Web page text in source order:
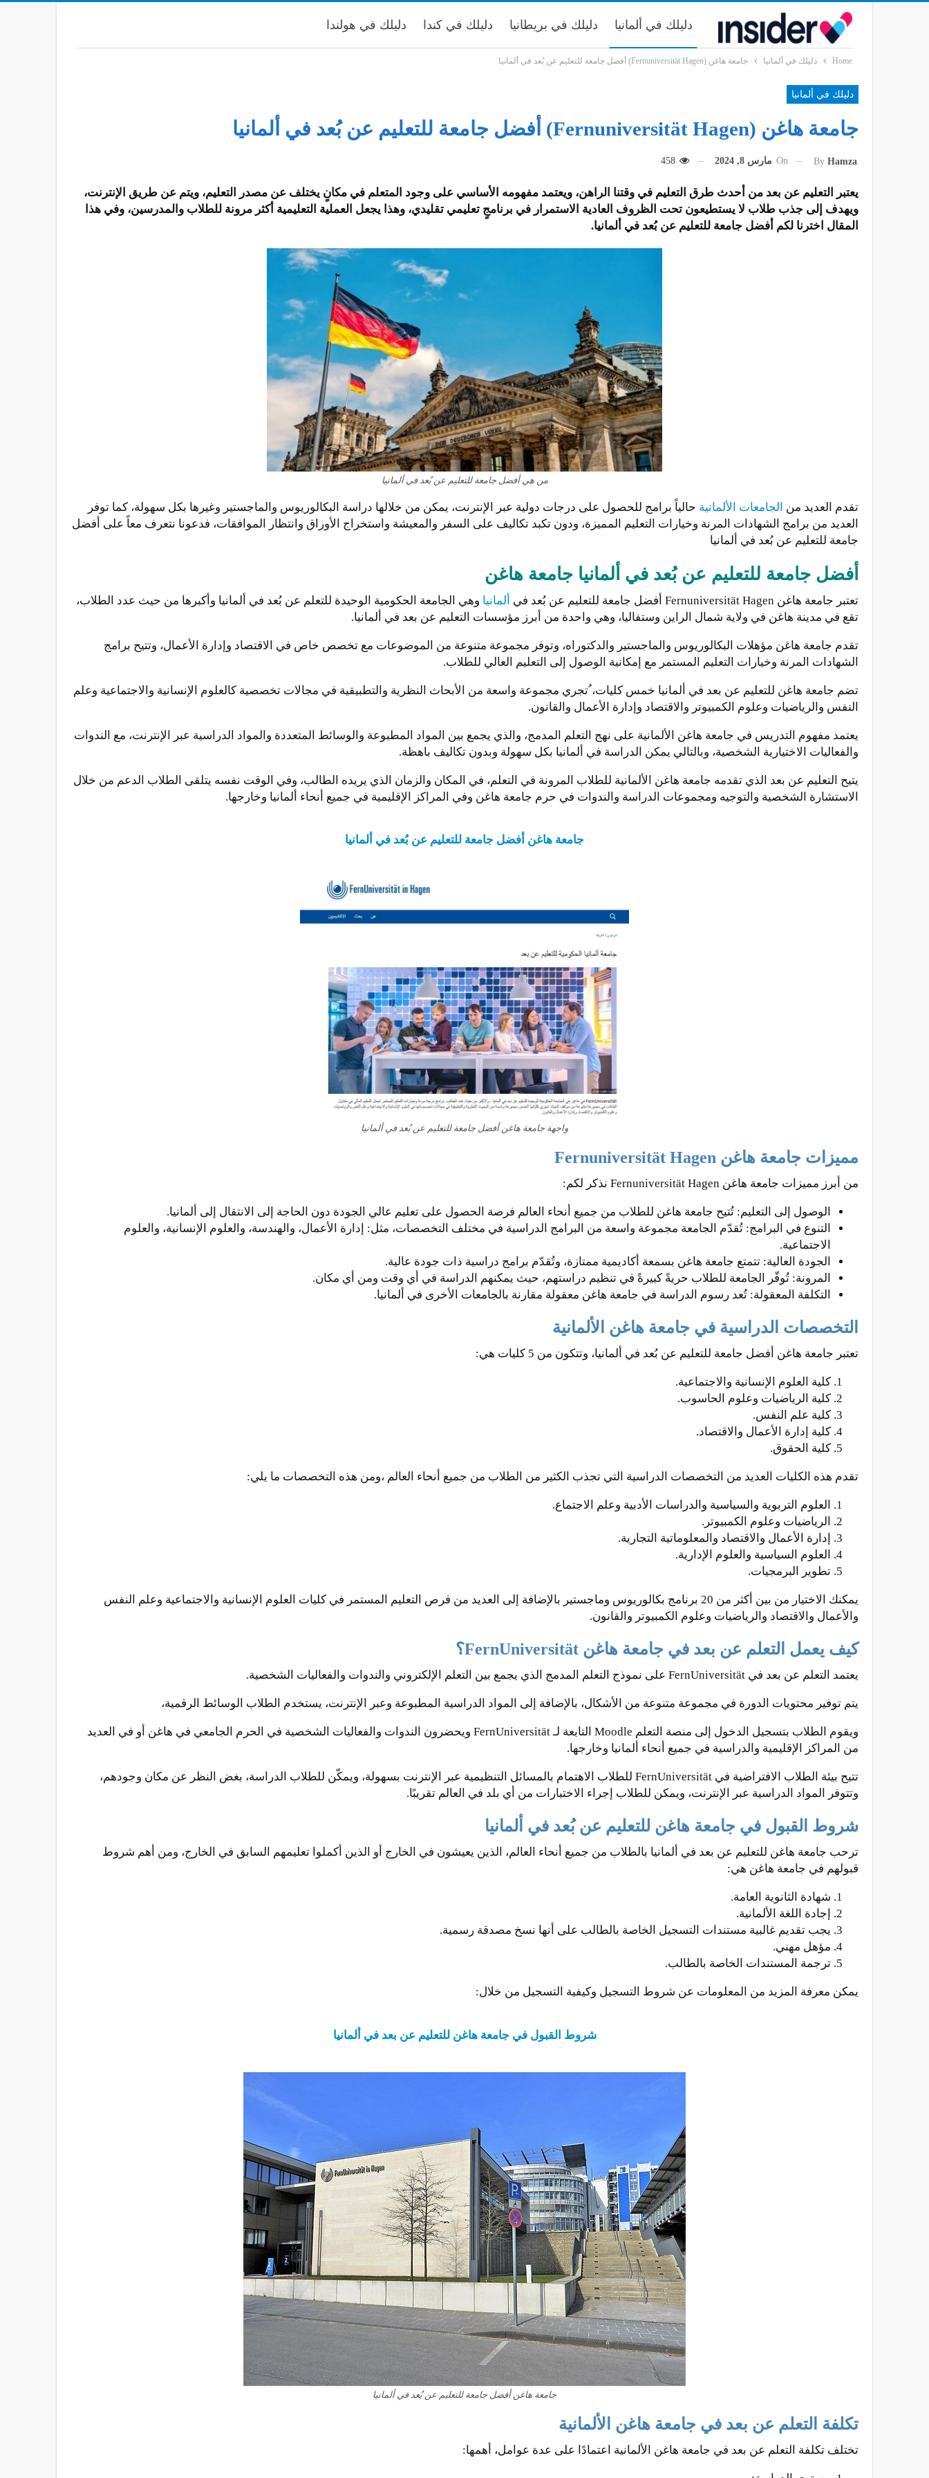
دليلك في ألمانيا دليلك في بريطانيا دليلك في كندا دليلك في هولندا
Home دليلك في ألمانيا جامعة هاغن (Fernuniversität Hagen) أفضل جامعة للتعليم عن بُعد في ألمانيا
دليلك في ألمانيا
جامعة هاغن (Fernuniversität Hagen) أفضل جامعة للتعليم عن بُعد في ألمانيا
By Hamza
On مارس 8, 2024
يعتبر التعليم عن بعد من أحدث طرق التعليم في وقتنا الراهن، ويعتمد مفهومه الأساسي على وجود المتعلم في مكانٍ يختلف عن مصدر التعليم، ويتم عن طريق الإنترنت،
ويهدف إلى جذب طلاب لا يستطيعون تحت الظروف العادية الاستمرار في برنامجٍ تعليمي تقليدي، وهذا يجعل العملية التعليمية أكثر مرونة للطلاب والمدرسين، وفي هذا
المقال اخترنا لكم أفضل جامعة للتعليم عن بُعد في ألمانيا.
من هي أفضل جامعة للتعليم عن بُعد في ألمانيا
تقدم العديد من الجامعات الألمانية حالياً برامج للحصول على درجات دولية عبر الإنترنت، يمكن من خلالها دراسة البكالوريوس والماجستير وغيرها بكل سهولة، كما توفر
العديد من برامج الشهادات المرنة وخيارات التعليم المميزة، ودون تكبد تكاليف على السفر والمعيشة واستخراج الأوراق وانتظار الموافقات، فدعونا نتعرف معاً على أفضل
جامعة للتعليم عن بُعد في ألمانيا
أفضل جامعة للتعليم عن بُعد في ألمانيا جامعة هاغن
تعتبر جامعة هاغن Fernuniversität Hagen أفضل جامعة للتعليم عن بُعد في ألمانيا وهي الجامعة الحكومية الوحيدة للتعلم عن بُعد في ألمانيا وأكبرها من حيث عدد الطلاب،
تقع في مدينة هاغن في ولاية شمال الراين وستفاليا، وهي واحدة من أبرز مؤسسات التعليم عن بعد في ألمانيا.
تقدم جامعة هاغن مؤهلات البكالوريوس والماجستير والدكتوراه، وتوفر مجموعة متنوعة من الموضوعات مع تخصص خاص في الاقتصاد وإدارة الأعمال، وتتيح برامج
الشهادات المرنة وخيارات التعليم المستمر مع إمكانية الوصول إلى التعليم العالي للطلاب.
تضم جامعة هاغن للتعليم عن بعد في ألمانيا خمس كليات، ُتجري مجموعة واسعة من الأبحاث النظرية والتطبيقية في مجالات تخصصية كالعلوم الإنسانية والاجتماعية وعلم
النفس والرياضيات وعلوم الكمبيوتر والاقتصاد وإدارة الأعمال والقانون.
يعتمد مفهوم التدريس في جامعة هاغن الألمانية على نهج التعلم المدمج، والذي يجمع بين المواد المطبوعة والوسائط المتعددة والمواد الدراسية عبر الإنترنت، مع الندوات
والفعاليات الاختيارية الشخصية، وبالتالي يمكن الدراسة في ألمانيا بكل سهولة وبدون تكاليف باهظة.
يتيح التعليم عن بعد الذي تقدمه جامعة هاغن الألمانية للطلاب المرونة في التعلم، في المكان والزمان الذي يريده الطالب، وفي الوقت نفسه يتلقى الطلاب الدعم من خلال
الاستشارة الشخصية والتوجيه ومجموعات الدراسة والندوات في حرم جامعة هاغن وفي المراكز الإقليمية في جميع أنحاء ألمانيا وخارجها.
جامعة هاغن أفضل جامعة للتعليم عن بُعد في ألمانيا
واجهة جامعة هاغن أفضل جامعة للتعليم عن بُعد في ألمانيا
مميزات جامعة هاغن Fernuniversität Hagen
من أبرز مميزات جامعة هاغن Fernuniversität Hagen نذكر لكم:
الوصول إلى التعليم: تُتيح جامعة هاغن للطلاب من جميع أنحاء العالم فرصة الحصول على تعليم عالي الجودة دون الحاجة إلى الانتقال إلى ألمانيا.
التنوع في البرامج: تُقدّم الجامعة مجموعة واسعة من البرامج الدراسية في مختلف التخصصات، مثل: إدارة الأعمال، والهندسة، والعلوم الإنسانية، والعلوم
الاجتماعية.
الجودة العالية: تتمتع جامعة هاغن بسمعة أكاديمية ممتازة، وتُقدّم برامج دراسية ذات جودة عالية.
المرونة: تُوفّر الجامعة للطلاب حريةً كبيرةً في تنظيم دراستهم، حيث يمكنهم الدراسة في أي وقت ومن أي مكان.
التكلفة المعقولة: تُعد رسوم الدراسة في جامعة هاغن معقولة مقارنة بالجامعات الأخرى في ألمانيا.
التخصصات الدراسية في جامعة هاغن الألمانية
تعتبر جامعة هاغن أفضل جامعة للتعليم عن بُعد في ألمانيا، وتتكون من 5 كليات هي:
كلية العلوم الإنسانية والاجتماعية.
كلية الرياضيات وعلوم الحاسوب.
كلية علم النفس.
كلية إدارة الأعمال والاقتصاد.
كلية الحقوق.
تقدم هذه الكليات العديد من التخصصات الدراسية التي تجذب الكثير من الطلاب من جميع أنحاء العالم ،ومن هذه التخصصات ما يلي:
العلوم التربوية والسياسية والدراسات الأدبية وعلم الاجتماع.
الرياضيات وعلوم الكمبيوتر.
إدارة الأعمال والاقتصاد والمعلوماتية التجارية.
العلوم السياسية والعلوم الإدارية.
تطوير البرمجيات.
يمكنك الاختيار من بين أكثر من 20 برنامج بكالوريوس وماجستير بالإضافة إلى العديد من فرص التعليم المستمر في كليات العلوم الإنسانية والاجتماعية وعلم النفس
والأعمال والاقتصاد والرياضيات وعلوم الكمبيوتر والقانون.
كيف يعمل التعلم عن بعد في جامعة هاغن FernUniversität؟
يعتمد التعلم عن بعد في FernUniversität على نموذج التعلم المدمج الذي يجمع بين التعلم الإلكتروني والندوات والفعاليات الشخصية.
يتم توفير محتويات الدورة في مجموعة متنوعة من الأشكال، بالإضافة إلى المواد الدراسية المطبوعة وعبر الإنترنت، يستخدم الطلاب الوسائط الرقمية،
ويقوم الطلاب بتسجيل الدخول إلى منصة التعلم Moodle التابعة لـ FernUniversität ويحضرون الندوات والفعاليات الشخصية في الحرم الجامعي في هاغن أو في العديد
من المراكز الإقليمية والدراسية في جميع أنحاء ألمانيا وخارجها.
تتيح بيئة الطلاب الافتراضية في FernUniversität للطلاب الاهتمام بالمسائل التنظيمية عبر الإنترنت بسهولة، ويمكّن للطلاب الدراسة، بغض النظر عن مكان وجودهم،
وتتوفر المواد الدراسية عبر الإنترنت، ويمكن للطلاب إجراء الاختبارات من أي بلد في العالم تقريبًا.
شروط القبول في جامعة هاغن للتعليم عن بُعد في ألمانيا
ترحب جامعة هاغن للتعليم عن بعد في ألمانيا بالطلاب من جميع أنحاء العالم، الذين يعيشون في الخارج أو الذين أكملوا تعليمهم السابق في الخارج، ومن أهم شروط
قبولهم في جامعة هاغن هي:
شهادة الثانوية العامة.
إجادة اللغة الألمانية.
يجب تقديم غالبية مستندات التسجيل الخاصة بالطالب على أنها نسخ مصدقة رسمية.
مؤهل مهني.
ترجمة المستندات الخاصة بالطالب.
يمكن معرفة المزيد من المعلومات عن شروط التسجيل وكيفية التسجيل من خلال:
شروط القبول في جامعة هاغن للتعليم عن بعد في ألمانيا
جامعة هاغن أفضل جامعة للتعليم عن بُعد في ألمانيا
تكلفة التعلم عن بعد في جامعة هاغن الألمانية
تختلف تكلفة التعلم عن بعد في جامعة هاغن الألمانية اعتمادًا على عدة عوامل، أهمها: